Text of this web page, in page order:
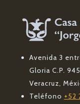
Avenida 3
Gloria C.P.
Veracruz,
Teléfono +52